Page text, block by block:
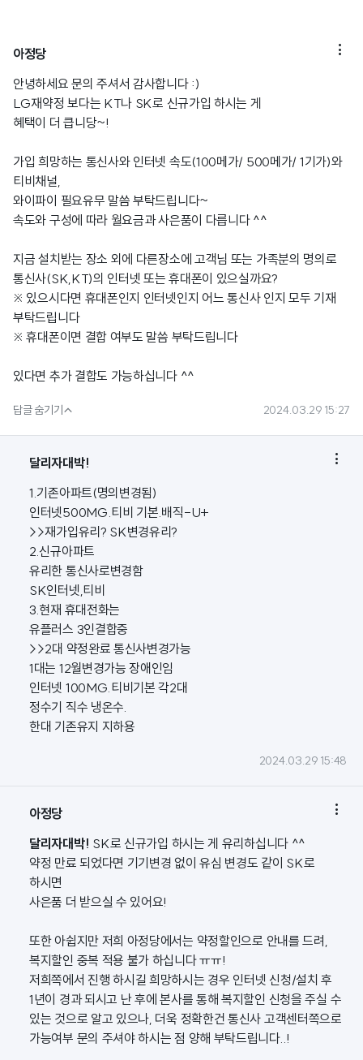
아정당 
안녕하세요 문의 주셔서 감사합니다 :)
LG재약정 보다는 KT나 SK로 신규가입 하시는 게
혜택이 더 큽니당~!
가입 희망하는 통신사와 인터넷 속도(100메가/ 500메가/ 1기가)와
티비채널,
와이파이 필요유무 말씀 부탁드립니다~
속도와 구성에 따라 월요금과 사은품이 다릅니다 ^^
지금 설치받는 장소 외에 다른장소에 고객님 또는 가족분의 명의로
통신사(SK,KT)의 인터넷 또는 휴대폰이 있으실까요?
※ 있으시다면 휴대폰인지 인터넷인지 어느 통신사 인지 모두 기재
부탁드립니다
※ 휴대폰이면 결합 여부도 말씀 부탁드립니다
있다면 추가 결합도 가능하십니다 ^^
답글 숨기기 2024.03.29 15:27
달리자대박! 
1.기존아파트(명의변경됨)
인터넷500MG.티비 기본.배직-U+
>>재가입유리? SK변경유리?
2.신규아파트
유리한 통신사로변경함
SK인터넷,티비
3.현재 휴대전화는
유플러스 3인결합중
>>2대 약정완료 통신사변경가능
1대는 12월변경가능 장애인임
인터넷 100MG.티비기본 각2대
정수기 직수 냉온수.
한대 기존유지 지하용
2024.03.29 15:48
아정당 
달리자대박! SK로 신규가입 하시는 게 유리하십니다 ^^
약정 만료 되었다면 기기변경 없이 유심 변경도 같이 SK로
하시면
사은품 더 받으실 수 있어요!
또한 아쉽지만 저희 아정당에서는 약정할인으로 안내를 드려,
복지할인 중복 적용 불가 하십니다 ㅠㅠ!
저희쪽에서 진행 하시길 희망하시는 경우 인터넷 신청/설치 후
1년이 경과 되시고 난 후에 본사를 통해 복지할인 신청을 주실 수
있는 것으로 알고 있으나, 더욱 정확한건 통신사 고객센터쪽으로
가능여부 문의 주셔야 하시는 점 양해 부탁드립니다..!